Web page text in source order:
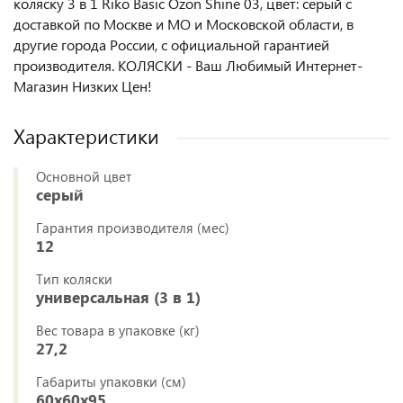
доставкой по Москве и МО и Московской области, в
другие города России, с официальной гарантией
производителя. КОЛЯСКИ - Ваш Любимый Интернет-
Магазин Низких Цен!
Характеристики
Основной цвет
серый
Гарантия производителя (мес)
12
Тип коляски
универсальная (3 в 1)
Вес товара в упаковке (кг)
27,2
Габариты упаковки (см)